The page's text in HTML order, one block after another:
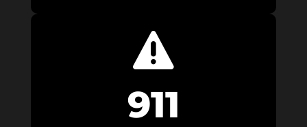

911